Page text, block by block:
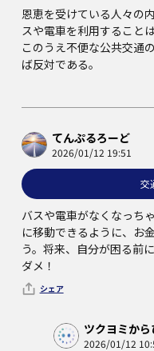
恩恵を受けている人々の
スや電車を利用すること
このうえ不便な公共交通
ば反対である。
てんぷるろーど
2026/01/12 19:51
交
バスや電車がなくなっち
に移動できるように、お
う。将来、自分が困る前
ダメ！
シェア
ツクヨミか
2026/01/12